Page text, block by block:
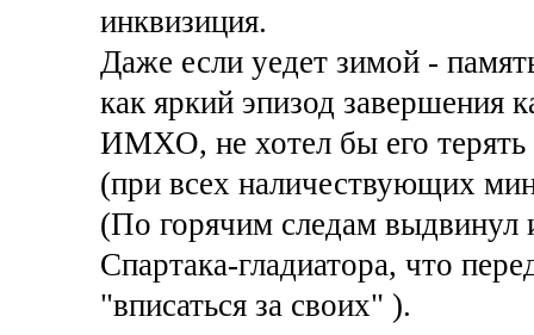
инквизиция.
Даже если уедет зимой -
как яркий эпизод завершения
ИМХО, не хотел бы его терять
(при всех наличествующих
(По горячим следам выдвинул
Спартака-гладиатора, что
"вписаться за своих" ).